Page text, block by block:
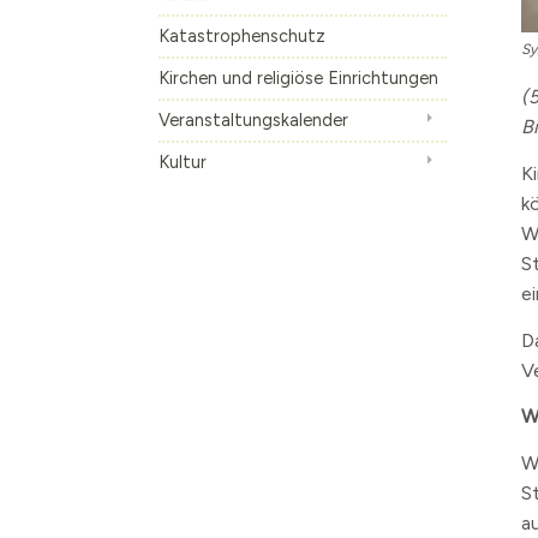
Inhalte
Altes
Skulpturen
Katastrophenschutz
Kirchen und religiöse Einrichtungen
Veranstaltungskalender
Kultur